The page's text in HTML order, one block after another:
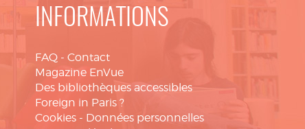
INFORMATIONS
FAQ - Contact
Magazine EnVue
Des bibliothèques accessibles
Foreign in Paris ?
Cookies - Données personnelles